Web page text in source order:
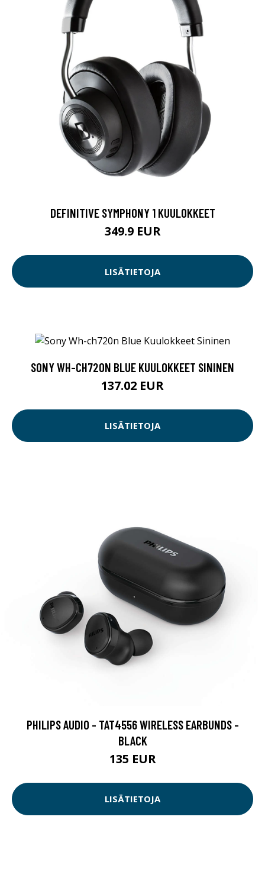
DEFINITIVE SYMPHONY 1 KUULOKKEET
349.9 EUR
LISÄTIETOJA
SONY WH-CH720N BLUE KUULOKKEET SININEN
137.02 EUR
LISÄTIETOJA
PHILIPS AUDIO - TAT4556 WIRELESS EARBUNDS -
BLACK
135 EUR
LISÄTIETOJA